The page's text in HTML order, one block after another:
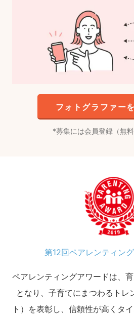
フォトグラファー
募集には会員登録（無
第12回ペアレンティン
ペアレンティングアワードは、
となり、子育てにまつわるトレ
ト）を表彰し、信頼性が高くタ